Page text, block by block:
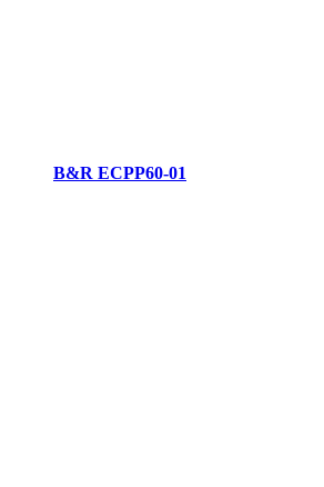
B&R ECPP60-01